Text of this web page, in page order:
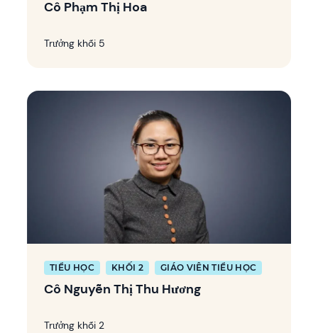
Cô Phạm Thị Hoa
Trưởng khối 5
TIỂU HỌC KHỐI 2 GIÁO VIÊN TIỂU HỌC
Cô Nguyễn Thị Thu Hương
Trưởng khối 2